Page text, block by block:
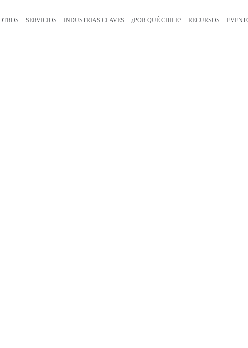
SERVICIOS INDUSTRIAS CLAVES ¿POR QUÉ CHILE? RECURSOS